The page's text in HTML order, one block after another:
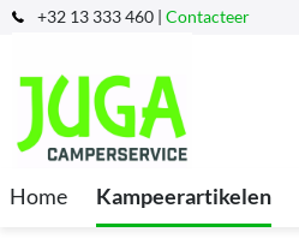
+32 13 333 460 | Contacteer
Home Kampeerartikelen